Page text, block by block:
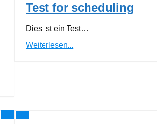
Test for scheduling
Dies ist ein Test…
Weiterlesen...